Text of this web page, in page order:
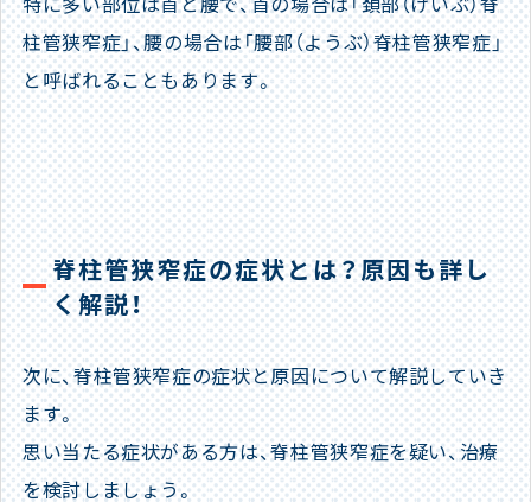
柱管狭窄症」、腰の場合は「腰部（ようぶ）脊柱管狭窄症」
と呼ばれることもあります。
脊柱管狭窄症の症状とは？原因も詳し
く解説！
次に、脊柱管狭窄症の症状と原因について解説していき
ます。
思い当たる症状がある方は、脊柱管狭窄症を疑い、治療
を検討しましょう。